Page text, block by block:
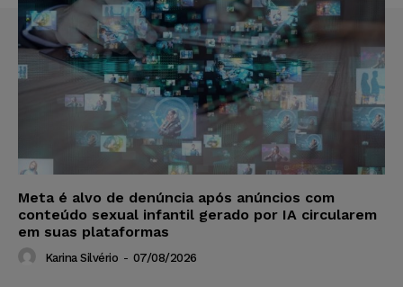
Meta é alvo de denúncia após anúncios com
conteúdo sexual infantil gerado por IA circularem
em suas plataformas
Karina Silvério - 07/08/2026